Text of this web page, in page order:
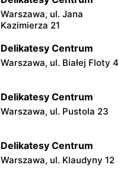
Warszawa, ul. Jana
Kazimierza 21
Delikatesy Centrum
Warszawa, ul. Białej Floty 4
Delikatesy Centrum
Warszawa, ul. Pustola 23
Delikatesy Centrum
Warszawa, ul. Klaudyny 12